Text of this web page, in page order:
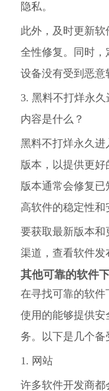
隐私。
此外，及时更新
全性修复。同时
设备没有受到恶意
3. 黑料不打烊永
内容是什么？
黑料不打烊永久
版本，以提供更
版本通常会修复
高软件的稳定性和
要获取最新版本
渠道，查看软件发
其他可靠的软件
在寻找可靠的软
使用的能够提供安
务。以下是几个备
1. 网站
许多软件开发商